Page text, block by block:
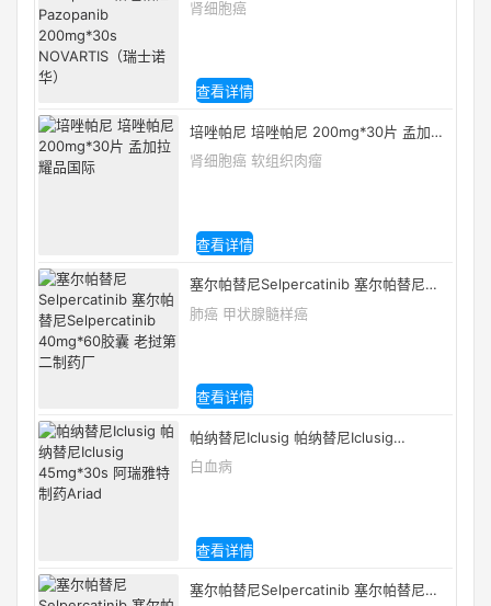
200mg*30s NOVARTIS（瑞士诺华）
肾细胞癌
查看详情
培唑帕尼 培唑帕尼 200mg*30片 孟加拉
耀品国际
肾细胞癌 软组织肉瘤
查看详情
塞尔帕替尼Selpercatinib 塞尔帕替尼
Selpercatinib 40mg*60胶囊 老挝第二制
肺癌 甲状腺髓样癌
查看详情
帕纳替尼Iclusig 帕纳替尼Iclusig
45mg*30s 阿瑞雅特制药Ariad
白血病
查看详情
塞尔帕替尼Selpercatinib 塞尔帕替尼